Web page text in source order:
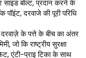
बोल्ट, प्रदान करने के
दरवाजे की पूरी परिधि
के पत्ते के बीच का अंतर
जो कि राष्ट्रीय सुरक्षा
एंटी-प्राइ टिका के साथ